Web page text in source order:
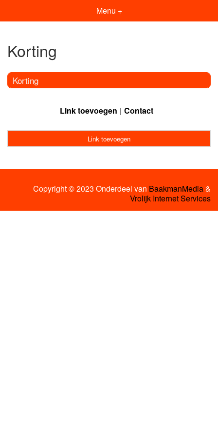
Menu +
Korting
Korting
Link toevoegen Contact
Link toevoegen
Copyright © 2023 Onderdeel van BaakmanMedia&
Vrolijk Internet Services